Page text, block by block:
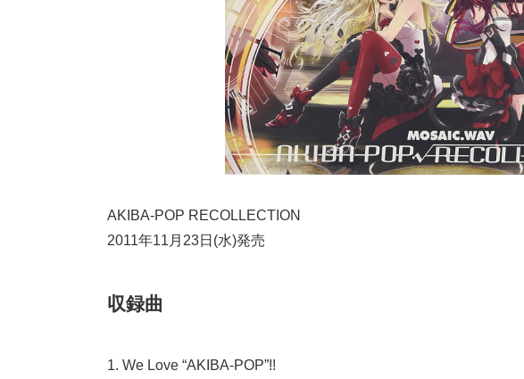
AKIBA-POP RECOLLECTION
2011年11月23日(水)発売
収録曲
1. We Love “AKIBA-POP”!!